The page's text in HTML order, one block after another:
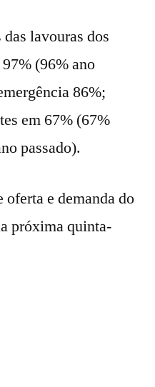
lavouras dos
(96% ano
86%;
em 67% (67%
passado).
e demanda do
próxima quinta-